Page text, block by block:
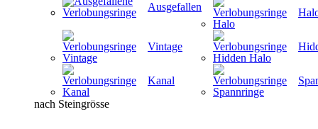
Ausgefallen
Vintage
Kanal
nach Steingrösse